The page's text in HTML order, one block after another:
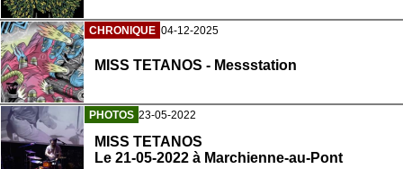
CHRONIQUE 04-12-2025
MISS TETANOS - Messstation
PHOTOS 23-05-2022
MISS TETANOS
Le 21-05-2022 à Marchienne-au-Pont